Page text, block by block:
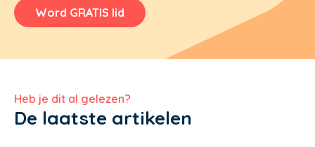
Word GRATIS lid
Heb je dit al gelezen?
De laatste artikelen